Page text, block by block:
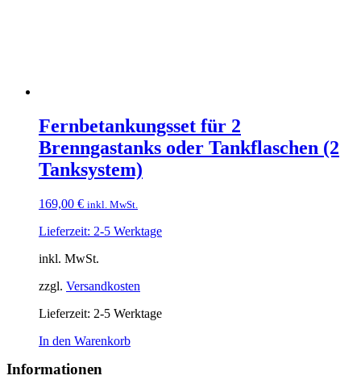
Fernbetankungsset für 2
Brenngastanks oder Tankflaschen (2
Tanksystem)
169,00 € inkl. MwSt.
Lieferzeit: 2-5 Werktage
inkl. MwSt.
zzgl. Versandkosten
Lieferzeit: 2-5 Werktage
In den Warenkorb
Informationen